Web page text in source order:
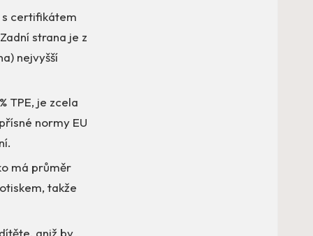
s certifikátem
strana je z
nejvyšší
TPE, je zcela
normy EU
má průměr
takže
aniž by